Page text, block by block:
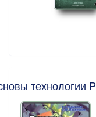
технологии